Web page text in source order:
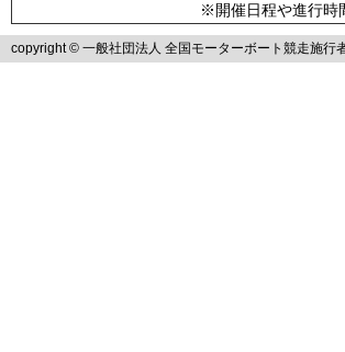
※開催日程や進行時
copyright © 一般社団法人 全国モーターボート競走施行